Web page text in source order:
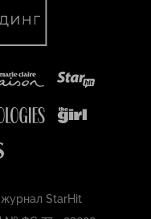
StarHit